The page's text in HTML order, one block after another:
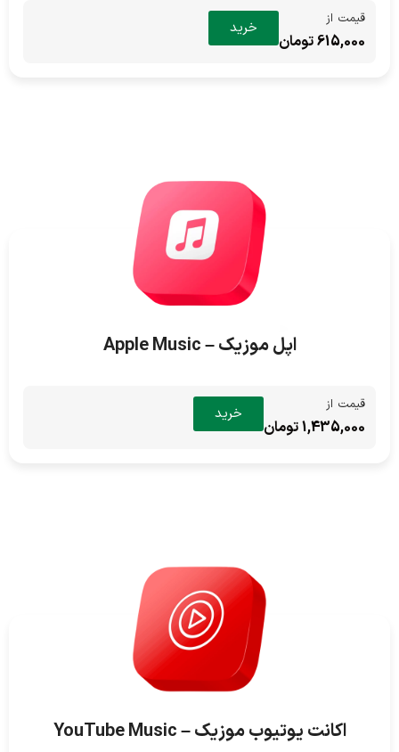
قیمت از
615,000 تومان
خرید
اپل موزیک – Apple Music
قیمت از
1,435,000 تومان
خرید
اکانت یوتیوب موزیک – YouTube Music